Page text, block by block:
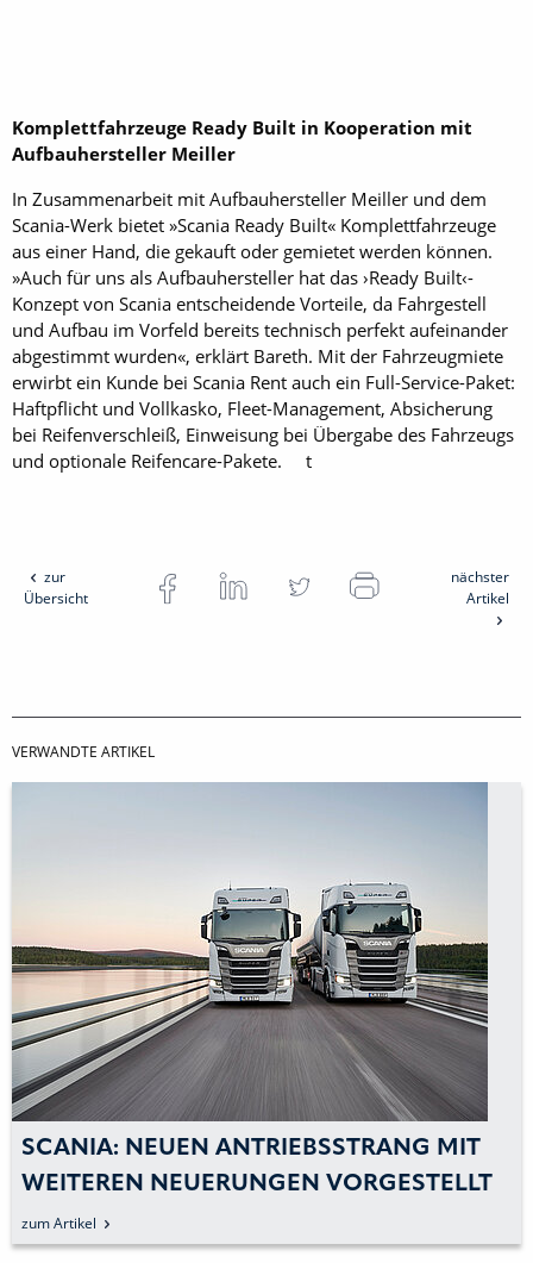
Komplettfahrzeuge Ready Built in Kooperation mit
Aufbauhersteller Meiller
In Zusammenarbeit mit Aufbauhersteller Meiller und dem
Scania-Werk bietet »Scania Ready Built« Komplettfahrzeuge
aus einer Hand, die gekauft oder gemietet werden können.
»Auch für uns als Aufbauhersteller hat das ›Ready Built‹-
Konzept von Scania entscheidende Vorteile, da Fahrgestell
und Aufbau im Vorfeld bereits technisch perfekt aufeinander
abgestimmt wurden«, erklärt Bareth. Mit der Fahrzeugmiete
erwirbt ein Kunde bei Scania Rent auch ein Full-Service-Paket:
Haftpflicht und Vollkasko, Fleet-Management, Absicherung
bei Reifenverschleiß, Einweisung bei Übergabe des Fahrzeugs
und optionale Reifencare-Pakete. t
zur
Übersicht
nächster
Artikel
VERWANDTE ARTIKEL
SCANIA: NEUEN ANTRIEBSSTRANG MIT
WEITEREN NEUERUNGEN VORGESTELLT
zum Artikel